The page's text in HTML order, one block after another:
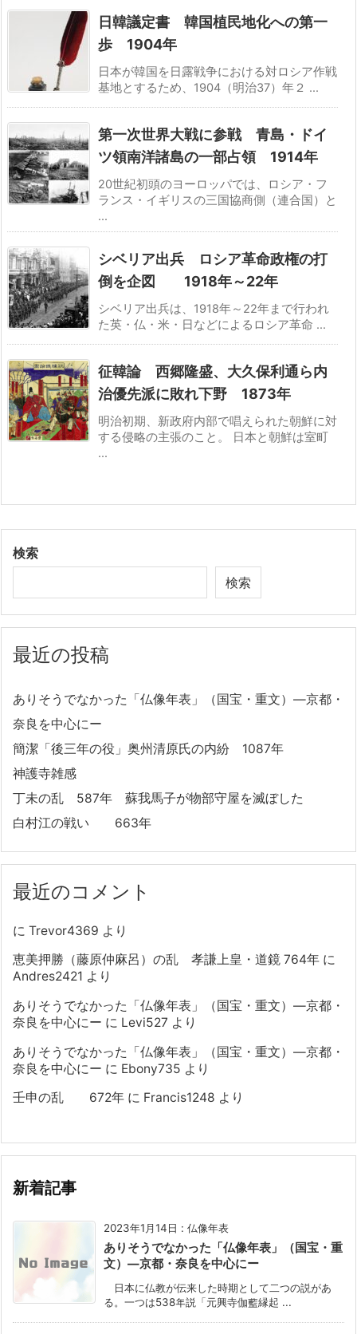
日韓議定書 韓国植民地化への第一
歩 1904年
日本が韓国を日露戦争における対ロシア作戦
基地とするため、1904（明治37）年２ ...
第一次世界大戦に参戦 青島・ドイ
ツ領南洋諸島の一部占領 1914年
20世紀初頭のヨーロッパでは、ロシア・フ
ランス・イギリスの三国協商側（連合国）と
...
シベリア出兵 ロシア革命政権の打
倒を企図 1918年～22年
シベリア出兵は、1918年～22年まで行われ
た英・仏・米・日などによるロシア革命 ...
征韓論 西郷隆盛、大久保利通ら内
治優先派に敗れ下野 1873年
明治初期、新政府内部で唱えられた朝鮮に対
する侵略の主張のこと。 日本と朝鮮は室町
...
検索
検索
最近の投稿
ありそうでなかった「仏像年表」（国宝・重文）―京都・
奈良を中心にー
簡潔「後三年の役」奥州清原氏の内紛 1087年
神護寺雑感
丁未の乱 587年 蘇我馬子が物部守屋を滅ぼした
白村江の戦い 663年
最近のコメント
に Trevor4369 より
恵美押勝（藤原仲麻呂）の乱 孝謙上皇・道鏡 764年 に
Andres2421 より
ありそうでなかった「仏像年表」（国宝・重文）―京都・
奈良を中心にー に Levi527 より
ありそうでなかった「仏像年表」（国宝・重文）―京都・
奈良を中心にー に Ebony735 より
壬申の乱 672年 に Francis1248 より
新着記事
2023年1月14日 : 仏像年表
ありそうでなかった「仏像年表」（国宝・重
文）―京都・奈良を中心にー
日本に仏教が伝来した時期として二つの説があ
る。一つは538年説「元興寺伽藍縁起 ...